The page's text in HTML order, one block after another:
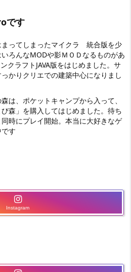
です
まってしまったマイクラ 統合版を少
いろんなMODや影ＭＯＤなるものがあ
ラフトJAVA版をはじめました。サ
かりクリエでの建築中心になりまし
は、ポケットキャンプから入って、
森」を購入してはじめました。待ち
時にプレイ開始。本当に大好きなゲ
す
Instagram